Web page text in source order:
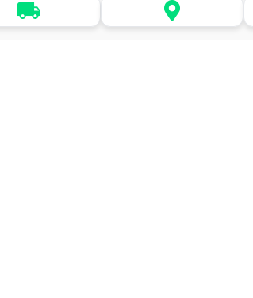
directo a tu
Retiro en tienda sin costo